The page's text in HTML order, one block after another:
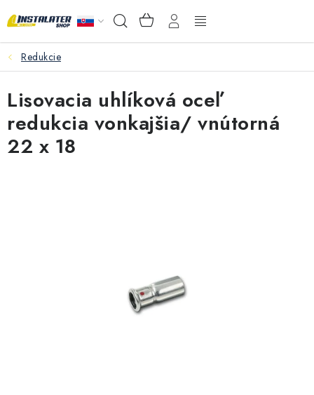
na
Hľadať NÁKUPNÝ
KOŠÍK
Meranie a regulácia
VEĽKOOBCHOD
AKO VYBRAŤ?
PREDAJŇA - RAKOVÁ
Redukcie
Lisovacia uhlíková oceľ
redukcia vonkajšia/ vnútorná
22 x 18